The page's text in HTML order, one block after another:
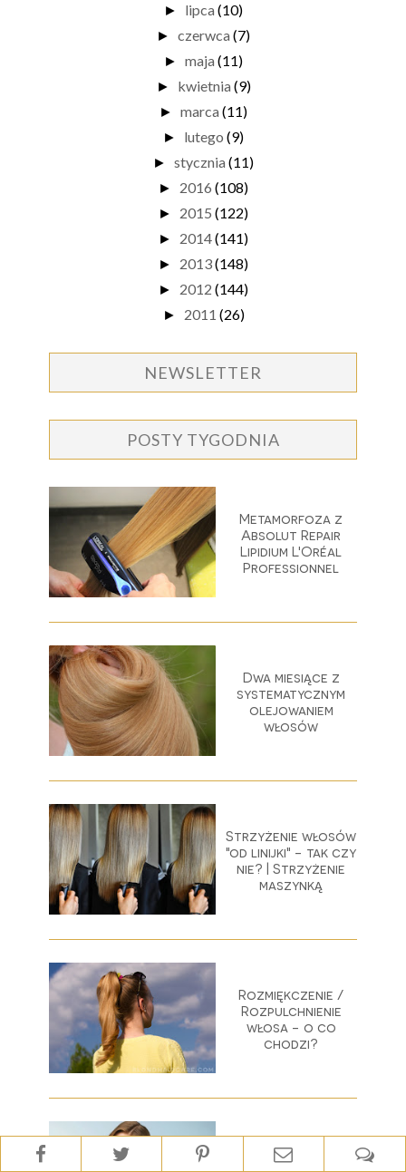
► lipca (10)
► czerwca (7)
► maja (11)
► kwietnia (9)
► marca (11)
► lutego (9)
► stycznia (11)
► 2016 (108)
► 2015 (122)
► 2014(141)
► 2013(148)
► 2012 (144)
► 2011 (26)
NEWSLETTER
POSTY TYGODNIA
Metamorfoza z
Absolut Repair
Lipidium L'Oréal
Professionnel
Dwa miesiące z
systematycznym
olejowaniem
włosów
Strzyżenie włosów
"od linijki" - tak czy
nie? | Strzyżenie
maszynką
Rozmiękczenie /
Rozpulchnienie
włosa - o co
chodzi?